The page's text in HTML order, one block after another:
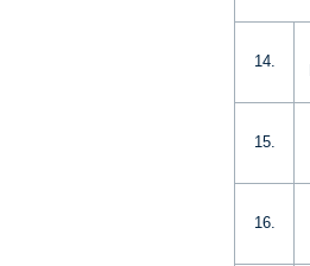
14.
15.
16.